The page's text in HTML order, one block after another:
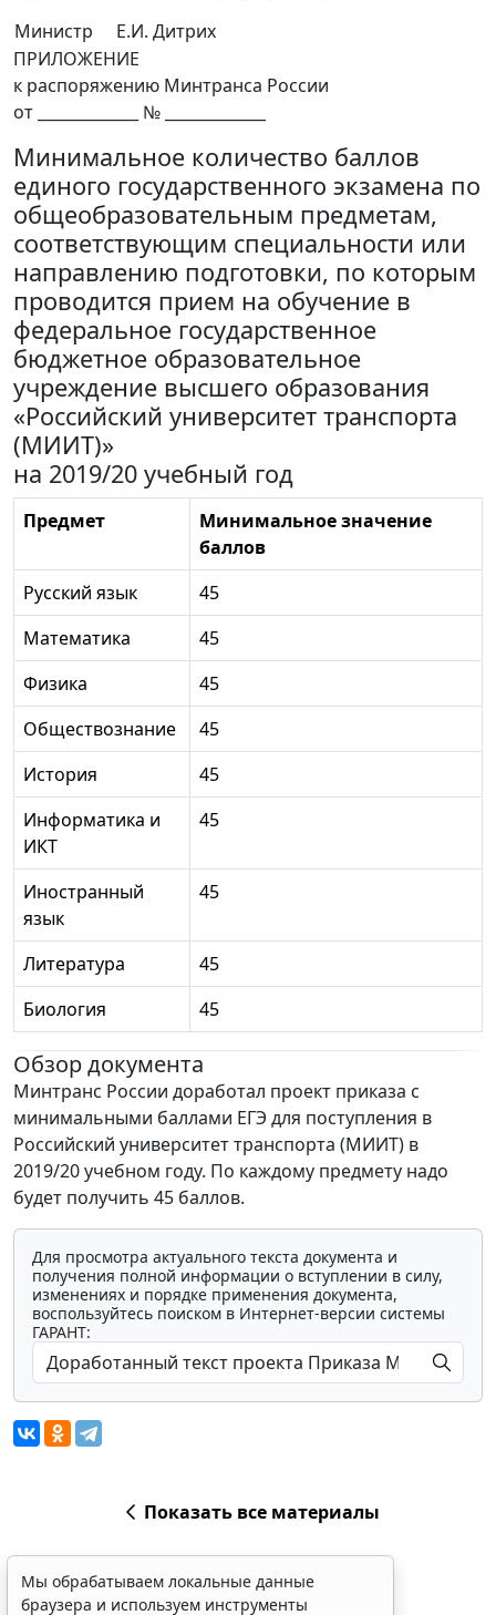
Министр
Е.И. Дитрих
ПРИЛОЖЕНИЕ
к распоряжению Минтранса России
от _____________ № _____________
Минимальное количество баллов
единого государственного экзамена по
общеобразовательным предметам,
соответствующим специальности или
направлению подготовки, по которым
проводится прием на обучение в
федеральное государственное
бюджетное образовательное
учреждение высшего образования
«Российский университет транспорта
(МИИТ)»
на 2019/20 учебный год
Предмет
Минимальное значение
баллов
Русский язык
45
Математика
45
Физика
45
Обществознание
45
История
45
Информатика и
ИКТ
45
Иностранный
язык
45
Литература
45
Биология
45
Обзор документа
Минтранс России доработал проект приказа с
минимальными баллами ЕГЭ для поступления в
Российский университет транспорта (МИИТ) в
2019/20 учебном году. По каждому предмету надо
будет получить 45 баллов.
Для просмотра актуального текста документа и
получения полной информации о вступлении в силу,
изменениях и порядке применения документа,
воспользуйтесь поиском в Интернет-версии системы
ГАРАНТ:
Показать все материалы
Мы обрабатываем локальные данные
браузера и используем инструменты